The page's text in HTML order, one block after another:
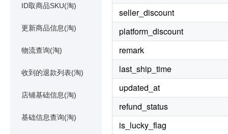
ID取商品SKU(淘)
更新商品信息(淘)
物流查询(淘)
收到的退款列表(淘)
店铺基础信息(淘)
基础信息查询(淘)
seller_discount
platform_discount
remark
last_ship_time
updated_at
refund_status
is_lucky_flag